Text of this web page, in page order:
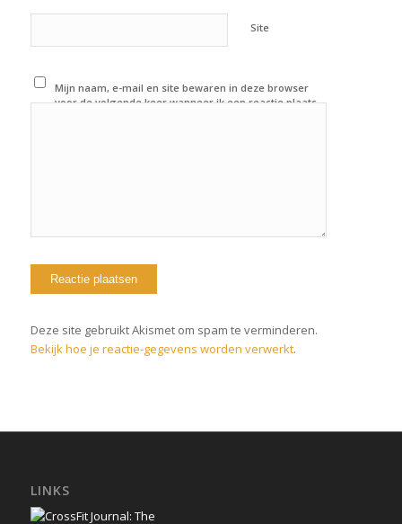
Site
Mijn naam, e-mail en site bewaren in deze browser
voor de volgende keer wanneer ik een reactie plaats.
Deze site gebruikt Akismet om spam te verminderen.
Bekijk hoe je reactie-gegevens worden verwerkt.
LINKS